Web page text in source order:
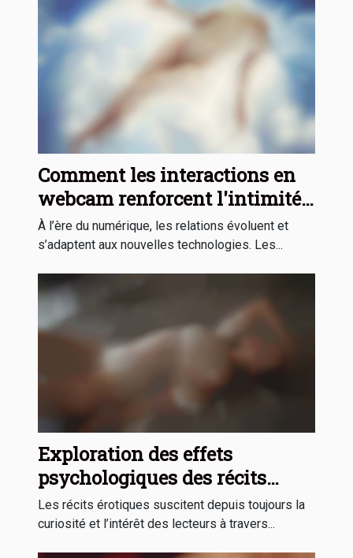
Comment les interactions en
webcam renforcent l'intimité
virtuelle ?
À l’ère du numérique, les relations évoluent et
s’adaptent aux nouvelles technologies. Les...
Exploration des effets
psychologiques des récits
érotiques sur les lecteurs
Les récits érotiques suscitent depuis toujours la
curiosité et l’intérêt des lecteurs à travers...